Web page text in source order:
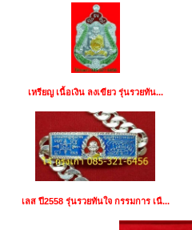
เหรียญ เนื้อเงิน ลงเขียว รุ่นรวยทัน...
เลส ปี2558 รุ่นรวยทันใจ กรรมการ เนื...